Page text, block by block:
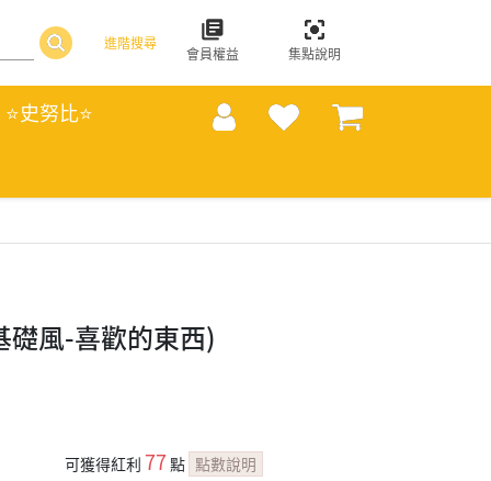
進階搜尋
會員權益 集點說明
⭐史努比⭐
風-喜歡的東西)
可獲得紅利 77點 點數說明